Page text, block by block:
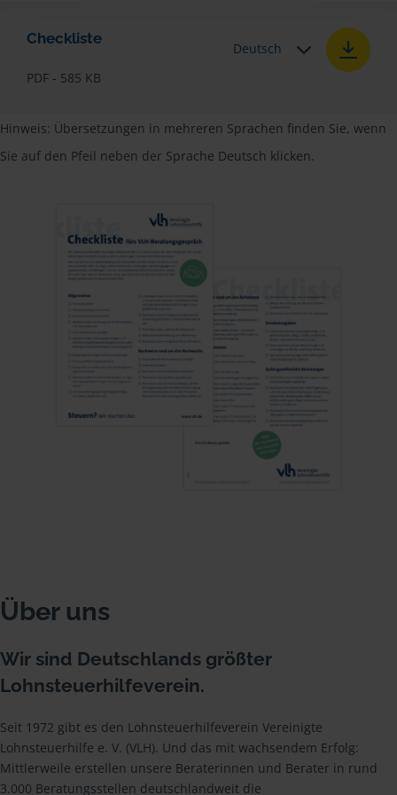
Checkliste
PDF - 585 KB
Deutsch
Hinweis: Übersetzungen in mehreren Sprachen finden Sie, wenn
Sie auf den Pfeil neben der Sprache Deutsch klicken.
Über uns
Wir sind Deutschlands größter
Lohnsteuerhilfeverein.
Seit 1972 gibt es den Lohnsteuerhilfeverein Vereinigte
Lohnsteuerhilfe e. V. (VLH). Und das mit wachsendem Erfolg:
Mittlerweile erstellen unsere Beraterinnen und Berater in rund
3.000 Beratungsstellen deutschlandweit die